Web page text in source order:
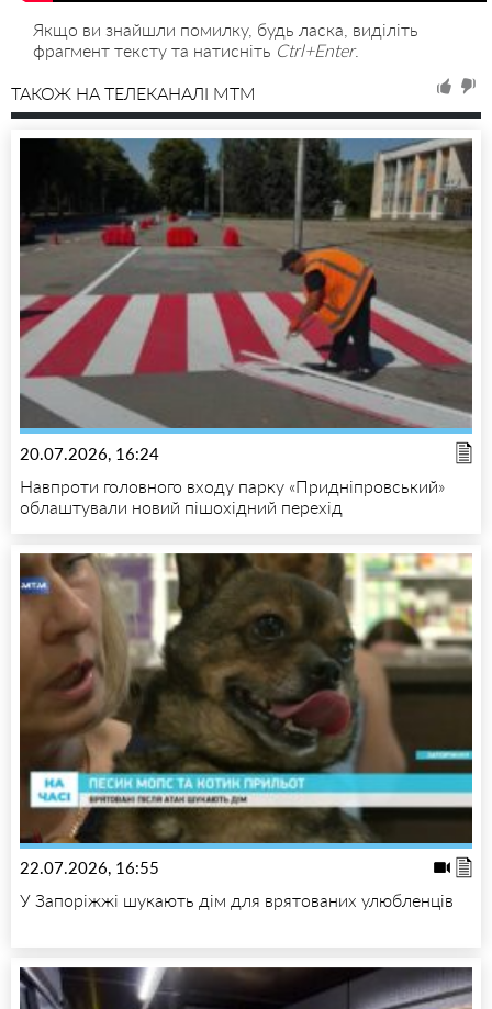
Якщо ви знайшли помилку, будь ласка, виділіть
фрагмент тексту та натисніть Ctrl+Enter.
ТАКОЖ НА ТЕЛЕКАНАЛІ MTM
20.07.2026, 16:24
Навпроти головного входу парку «Придніпровський»
облаштували новий пішохідний перехід
22.07.2026, 16:55
У Запоріжжі шукають дім для врятованих улюбленців